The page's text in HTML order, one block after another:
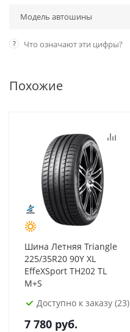
Модель автошины
? Что означают эти цифры?
Похожие
Шина Летняя Triangle
225/35R20 90Y XL
EffeXSport TH202 TL
M+S
Доступно к заказу (23)
7 780 руб.